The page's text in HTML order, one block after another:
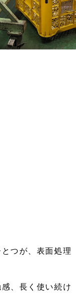
つが、表面処理
、長く使い続け